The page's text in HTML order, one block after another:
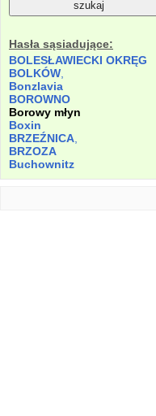
Hasła sąsiadujące:
BOLESŁAWIECKI OKRĘG
BOLKÓW
Bonzlavia
BOROWNO
Borowy młyn
Boxin
BRZEŹNICA
BRZOZA
Buchownitz